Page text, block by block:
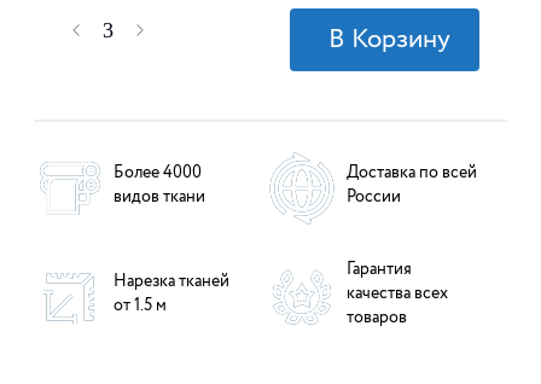
Более 4000
видов ткани
Доставка по всей
России
Нарезка тканей
от 1.5 м
Гарантия
качества всех
товаров